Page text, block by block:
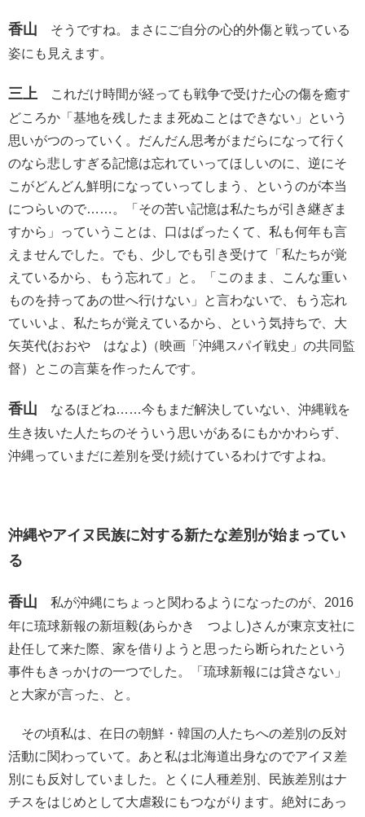
香山 そうですね。まさにご自分の心的外傷と戦っている
姿にも見えます。
三上 これだけ時間が経っても戦争で受けた心の傷を癒す
どころか「基地を残したまま死ぬことはできない」という
思いがつのっていく。だんだん思考がまだらになって行く
のなら悲しすぎる記憶は忘れていってほしいのに、逆にそ
こがどんどん鮮明になっていってしまう、というのが本当
につらいので……。「その苦い記憶は私たちが引き継ぎま
すから」っていうことは、口はばったくて、私も何年も言
えませんでした。でも、少しでも引き受けて「私たちが覚
えているから、もう忘れて」と。「このまま、こんな重い
ものを持ってあの世へ行けない」と言わないで、もう忘れ
ていいよ、私たちが覚えているから、という気持ちで、大
矢英代(おおや はなよ)（映画「沖縄スパイ戦史」の共同監
督）とこの言葉を作ったんです。
香山 なるほどね……今もまだ解決していない、沖縄戦を
生き抜いた人たちのそういう思いがあるにもかかわらず、
沖縄っていまだに差別を受け続けているわけですよね。
沖縄やアイヌ民族に対する新たな差別が始まってい
る
香山 私が沖縄にちょっと関わるようになったのが、2016
年に琉球新報の新垣毅(あらかき つよし)さんが東京支社に
赴任して来た際、家を借りようと思ったら断られたという
事件もきっかけの一つでした。「琉球新報には貸さない」
と大家が言った、と。
その頃私は、在日の朝鮮・韓国の人たちへの差別の反対
活動に関わっていて。あと私は北海道出身なのでアイヌ差
別にも反対していました。とくに人種差別、民族差別はナ
チスをはじめとして大虐殺にもつながります。絶対にあっ